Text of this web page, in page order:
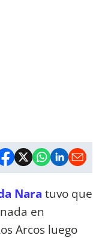
Nara tuvo que
en
Arcos luego